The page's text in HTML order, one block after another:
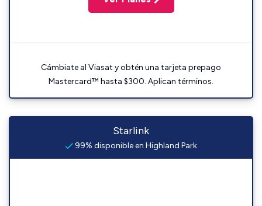
Cámbiate al Viasat y obtén una tarjeta prepago
Mastercard™ hasta $300. Aplican términos.
Starlink
99% disponible en Highland Park